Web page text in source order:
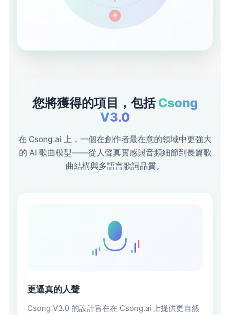
🌐
您將獲得的項目，包括Csong
V3.0
在 Csong.ai 上，一個在創作者最在意的領域中更強大
的 AI 歌曲模型——從人聲真實感與音頻細節到長篇歌
曲結構與多語言歌詞品質。
更逼真的人聲
Csong V3.0 的設計旨在在 Csong.ai 上提供更自然